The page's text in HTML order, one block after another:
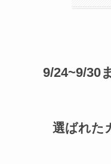
9/24~9/30
選ばれた